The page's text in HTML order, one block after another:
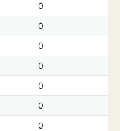
0
0
0
0
0
0
0